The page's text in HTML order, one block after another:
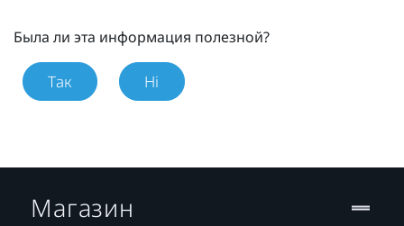
Была ли эта информация полезной?
Так Ні
Магазин